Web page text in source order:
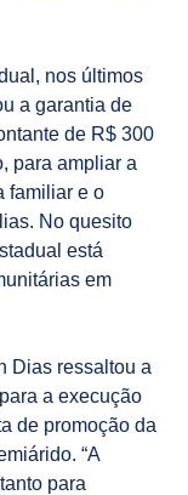
nos últimos
a garantia de
de R$ 300
para ampliar a
familiar e o
No quesito
está
em
Dias ressaltou a
a execução
de promoção da
“A
para